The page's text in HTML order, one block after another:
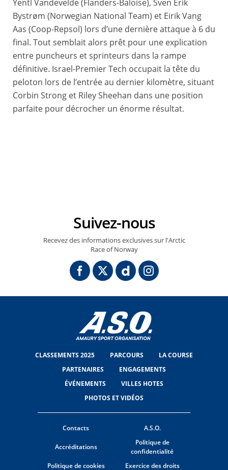
Yentl Vandevelde (Flanders-Baloise), Sven Erik
Bystrøm (Norwegian National Team) et Eirik Vang
Aas (Coop-Repsol) lors d’une dernière attaque à 6 du
final. Tout semblait alors prêt pour une explication
entre puncheurs et sprinteurs dans la rampe
définitive. Israel-Premier Tech occupait la tête du
peloton lors de l’entrée au dernier kilomètre, situant
Corbin Strong et Riley Sheehan dans une position
parfaite pour décrocher un énorme résultat.
Suivez-nous
Recevez des informations exclusives sur l'Arctic
Race of Norway
CLASSEMENTS 2025 PARCOURS
LA COURSE
PARTENAIRES
ENGAGEMENTS
ÉVÉNEMENTS
VILLES HOTES
PHOTOS ET VIDÉOS
Contacts A.S.O.
Accréditations
Politique de
confidentialité
Politique de cookies
Exercice des droits